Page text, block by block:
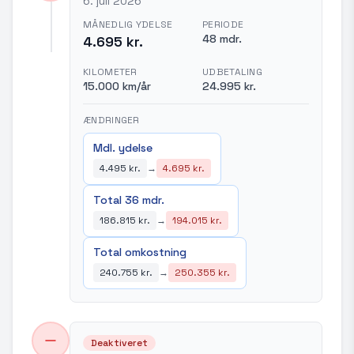
MÅNEDLIG YDELSE
4.695 kr.
PERIODE
48 mdr.
KILOMETER
15.000 km/år
UDBETALING
24.995 kr.
ÆNDRINGER
Mdl. ydelse
4.495 kr. → 4.695 kr.
Total 36 mdr.
186.815 kr. → 194.015 kr.
Total omkostning
240.755 kr. → 250.355 kr.
Deaktiveret